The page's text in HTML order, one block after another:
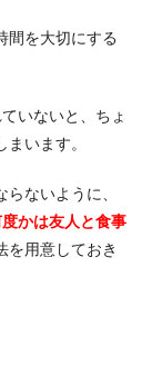
間を大切にする
いないと、ちょ
います。
ないように、
かは友人と食事
を用意しておき